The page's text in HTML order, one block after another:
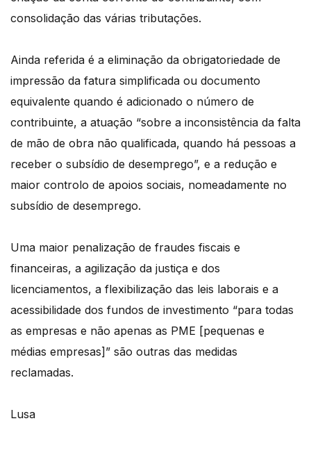
consolidação das várias tributações.
Ainda referida é a eliminação da obrigatoriedade de
impressão da fatura simplificada ou documento
equivalente quando é adicionado o número de
contribuinte, a atuação “sobre a inconsistência da falta
de mão de obra não qualificada, quando há pessoas a
receber o subsídio de desemprego”, e a redução e
maior controlo de apoios sociais, nomeadamente no
subsídio de desemprego.
Uma maior penalização de fraudes fiscais e
financeiras, a agilização da justiça e dos
licenciamentos, a flexibilização das leis laborais e a
acessibilidade dos fundos de investimento “para todas
as empresas e não apenas as PME [pequenas e
médias empresas]” são outras das medidas
reclamadas.
Lusa